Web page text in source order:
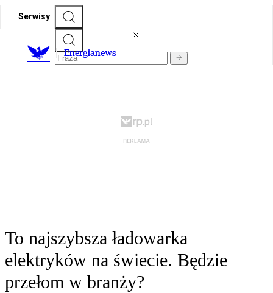
Serwisy
Energianews
To najszybsza ładowarka
elektryków na świecie. Będzie
przełom w branży?